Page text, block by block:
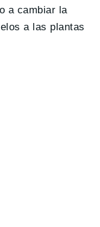
a cambiar la
a las plantas